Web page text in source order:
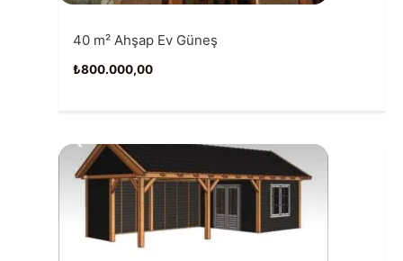
40 m² Ahşap Ev Güneş
₺800.000,00